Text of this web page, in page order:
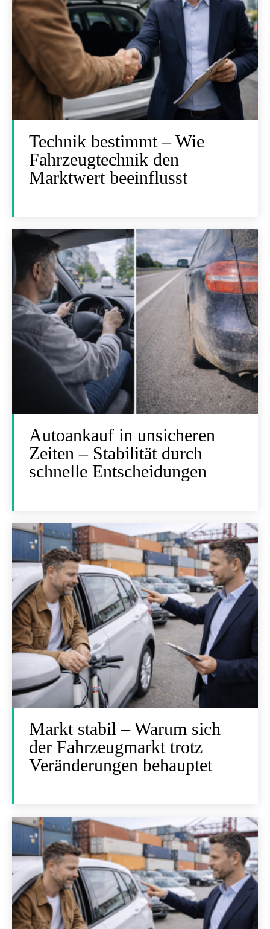
Technik bestimmt – Wie
Fahrzeugtechnik den
Marktwert beeinflusst
Autoankauf in unsicheren
Zeiten – Stabilität durch
schnelle Entscheidungen
Markt stabil – Warum sich
der Fahrzeugmarkt trotz
Veränderungen behauptet